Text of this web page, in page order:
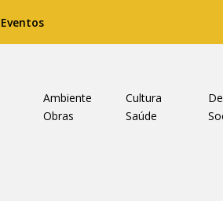
Eventos
Ambiente Cultura
Obras
Saúde